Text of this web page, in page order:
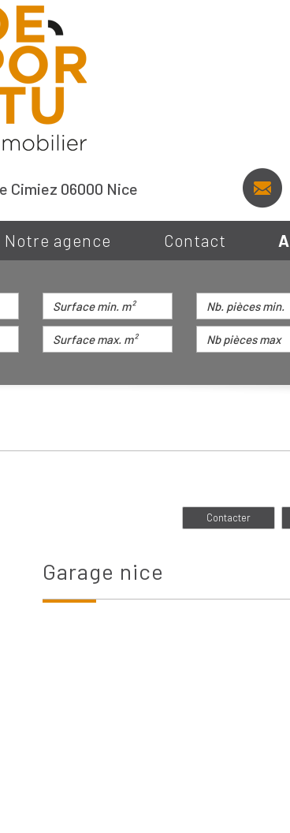
Cimiez 06000 Nice
Notre agence Contact
Contacter
garage nice